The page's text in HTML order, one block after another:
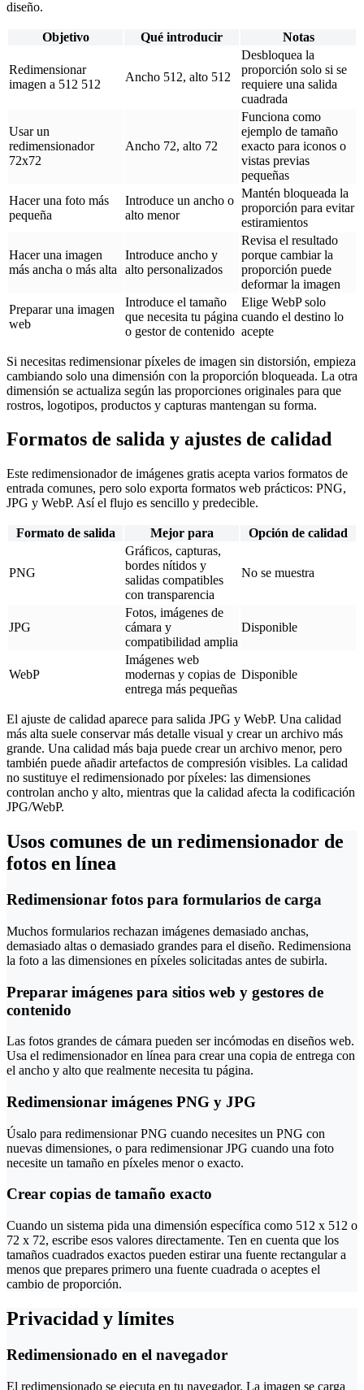
diseño.
Objetivo Qué introducir Notas
Redimensionar
imagen a 512 512
Ancho 512, alto 512
Desbloquea la
proporción solo si se
requiere una salida
cuadrada
Usar un
redimensionador
72x72
Ancho 72, alto 72
Funciona como
ejemplo de tamaño
exacto para iconos o
vistas previas
pequeñas
Hacer una foto más
pequeña
Introduce un ancho o
alto menor
Mantén bloqueada la
proporción para evitar
estiramientos
Hacer una imagen
más ancha o más alta
Introduce ancho y
alto personalizados
Revisa el resultado
porque cambiar la
proporción puede
deformar la imagen
Preparar una imagen
web
Introduce el tamaño
que necesita tu página
o gestor de contenido
Elige WebP solo
cuando el destino lo
acepte
Si necesitas redimensionar píxeles de imagen sin distorsión, empieza
cambiando solo una dimensión con la proporción bloqueada. La otra
dimensión se actualiza según las proporciones originales para que
rostros, logotipos, productos y capturas mantengan su forma.
Formatos de salida y ajustes de calidad
Este redimensionador de imágenes gratis acepta varios formatos de
entrada comunes, pero solo exporta formatos web prácticos: PNG,
JPG y WebP. Así el flujo es sencillo y predecible.
Formato de salida Mejor para Opción de calidad
PNG
Gráficos, capturas,
bordes nítidos y
salidas compatibles
con transparencia
No se muestra
JPG
Fotos, imágenes de
cámara y
compatibilidad amplia
Disponible
WebP
Imágenes web
modernas y copias de
entrega más pequeñas
Disponible
El ajuste de calidad aparece para salida JPG y WebP. Una calidad
más alta suele conservar más detalle visual y crear un archivo más
grande. Una calidad más baja puede crear un archivo menor, pero
también puede añadir artefactos de compresión visibles. La calidad
no sustituye el redimensionado por píxeles: las dimensiones
controlan ancho y alto, mientras que la calidad afecta la codificación
JPG/WebP.
Usos comunes de un redimensionador de
fotos en línea
Redimensionar fotos para formularios de carga
Muchos formularios rechazan imágenes demasiado anchas,
demasiado altas o demasiado grandes para el diseño. Redimensiona
la foto a las dimensiones en píxeles solicitadas antes de subirla.
Preparar imágenes para sitios web y gestores de
contenido
Las fotos grandes de cámara pueden ser incómodas en diseños web.
Usa el redimensionador en línea para crear una copia de entrega con
el ancho y alto que realmente necesita tu página.
Redimensionar imágenes PNG y JPG
Úsalo para redimensionar PNG cuando necesites un PNG con
nuevas dimensiones, o para redimensionar JPG cuando una foto
necesite un tamaño en píxeles menor o exacto.
Crear copias de tamaño exacto
Cuando un sistema pida una dimensión específica como 512 x 512 o
72 x 72, escribe esos valores directamente. Ten en cuenta que los
tamaños cuadrados exactos pueden estirar una fuente rectangular a
menos que prepares primero una fuente cuadrada o aceptes el
cambio de proporción.
Privacidad y límites
Redimensionado en el navegador
El redimensionado se ejecuta en tu navegador. La imagen se carga